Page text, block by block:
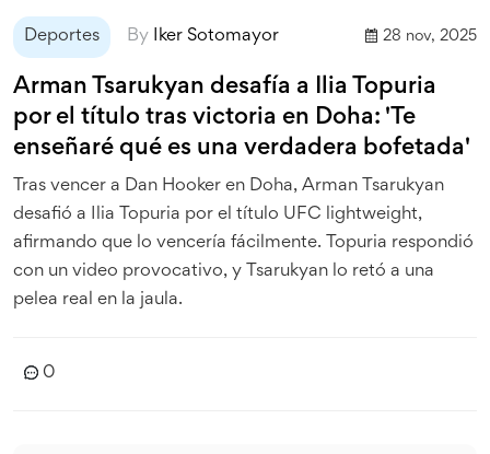
Deportes By Iker Sotomayor 28 nov, 2025
Arman Tsarukyan desafía a Ilia Topuria
por el título tras victoria en Doha: 'Te
enseñaré qué es una verdadera bofetada'
Tras vencer a Dan Hooker en Doha, Arman Tsarukyan
desafió a Ilia Topuria por el título UFC lightweight,
afirmando que lo vencería fácilmente. Topuria respondió
con un video provocativo, y Tsarukyan lo retó a una
pelea real en la jaula.
0